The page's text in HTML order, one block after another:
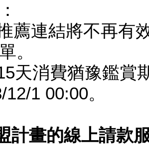
薦連結將不再有
。
天消費猶豫鑑賞
1 00:00。
計畫的線上請款